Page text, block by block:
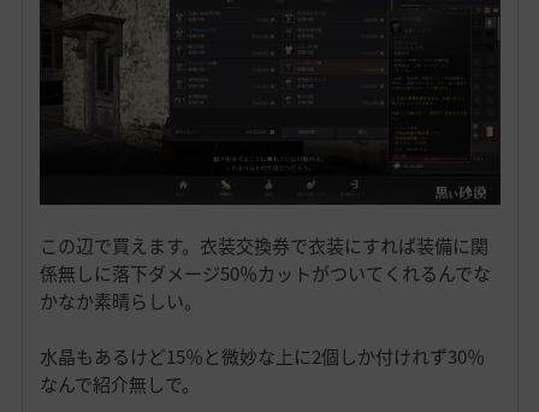
この辺で買えます。衣装交換券で衣装にすれば装備に関
係無しに落下ダメージ50％カットがついてくれるんでな
かなか素晴らしい。
水晶もあるけど15％と微妙な上に2個しか付けれず30％
なんで紹介無しで。